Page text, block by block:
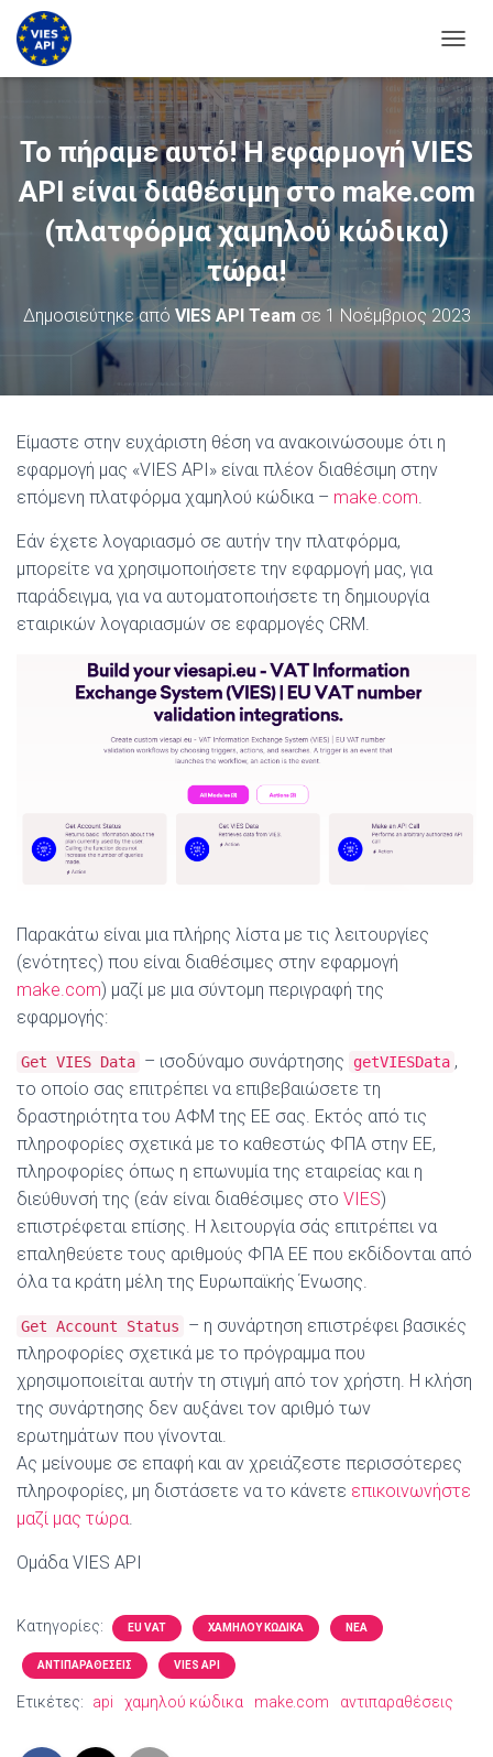
Το πήραμε αυτό! Η εφαρμογή VIES
API είναι διαθέσιμη στο make.com
(πλατφόρμα χαμηλού κώδικα)
τώρα!
Δημοσιεύτηκε από VIES API Team σε 1 Νοέμβριος 2023
Είμαστε στην ευχάριστη θέση να ανακοινώσουμε ότι η
εφαρμογή μας «VIES API» είναι πλέον διαθέσιμη στην
επόμενη πλατφόρμα χαμηλού κώδικα – make.com.
Εάν έχετε λογαριασμό σε αυτήν την πλατφόρμα,
μπορείτε να χρησιμοποιήσετε την εφαρμογή μας, για
παράδειγμα, για να αυτοματοποιήσετε τη δημιουργία
εταιρικών λογαριασμών σε εφαρμογές CRM.
Παρακάτω είναι μια πλήρης λίστα με τις λειτουργίες
(ενότητες) που είναι διαθέσιμες στην εφαρμογή
make.com) μαζί με μια σύντομη περιγραφή της
εφαρμογής:
Get VIES Data – ισοδύναμο συνάρτησης getVIESData ,
το οποίο σας επιτρέπει να επιβεβαιώσετε τη
δραστηριότητα του ΑΦΜ της ΕΕ σας. Εκτός από τις
πληροφορίες σχετικά με το καθεστώς ΦΠΑ στην ΕΕ,
πληροφορίες όπως η επωνυμία της εταιρείας και η
διεύθυνσή της (εάν είναι διαθέσιμες στο VIES)
επιστρέφεται επίσης. Η λειτουργία σάς επιτρέπει να
επαληθεύετε τους αριθμούς ΦΠΑ ΕΕ που εκδίδονται από
όλα τα κράτη μέλη της Ευρωπαϊκής Ένωσης.
Get Account Status
– η συνάρτηση επιστρέφει βασικές
πληροφορίες σχετικά με το πρόγραμμα που
χρησιμοποιείται αυτήν τη στιγμή από τον χρήστη. Η κλήση
της συνάρτησης δεν αυξάνει τον αριθμό των
ερωτημάτων που γίνονται.
Ας μείνουμε σε επαφή και αν χρειάζεστε περισσότερες
πληροφορίες, μη διστάσετε να το κάνετε επικοινωνήστε
μαζί μας τώρα.
Ομάδα VIES API
Κατηγορίες: EU VAT ΧΑΜΗΛΟΎ ΚΏΔΙΚΑ ΝΈΑ
ΑΝΤΙΠΑΡΑΘΈΣΕΙΣ VIES API
Ετικέτες: api χαμηλού κώδικα make.com αντιπαραθέσεις